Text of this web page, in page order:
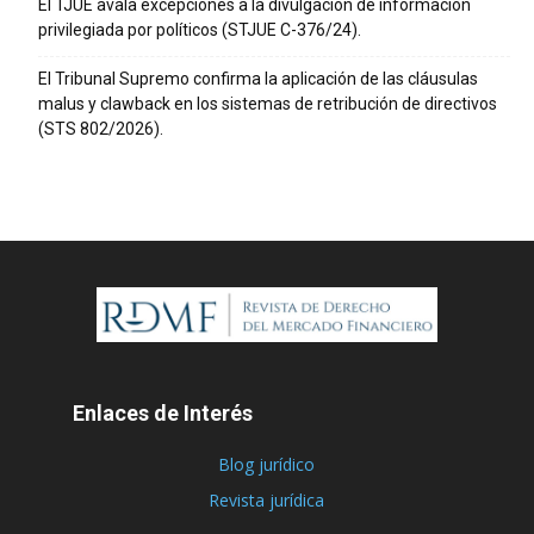
El TJUE avala excepciones a la divulgación de información
privilegiada por políticos (STJUE C-376/24).
El Tribunal Supremo confirma la aplicación de las cláusulas
malus y clawback en los sistemas de retribución de directivos
(STS 802/2026).
Enlaces de Interés
Blog jurídico
Revista jurídica